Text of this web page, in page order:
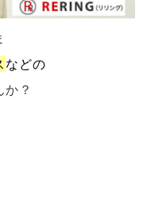
などの
？